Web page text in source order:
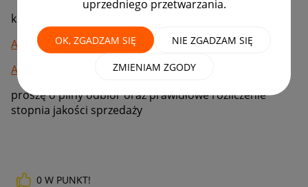
uprzedniego przetwarzania.
OK, ZGADZAM SIĘ NIE ZGADZAM SIĘ
ZMIENIAM ZGODY
kurier wczoraj nie odebrał przesyłek
AD00FEG791
AD00FEAZK4
proszę o pilny odbiór oraz prawidłowe rozliczenie
stopnia jakości sprzedaży
0 W PUNKT!